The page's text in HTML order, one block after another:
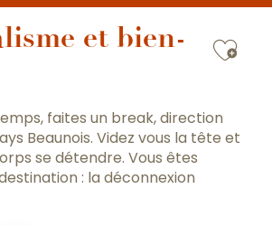
et bien-
faites un break, direction
Beaunois. Videz vous la tête et
se détendre. Vous êtes
: la déconnexion